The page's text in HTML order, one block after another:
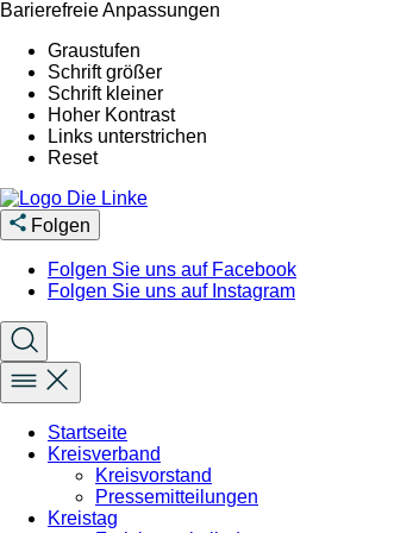
Barierefreie Anpassungen
Graustufen
Schrift größer
Schrift kleiner
Hoher Kontrast
Links unterstrichen
Reset
Folgen
Folgen Sie uns auf Facebook
Folgen Sie uns auf Instagram
Startseite
Kreisverband
Kreisvorstand
Pressemitteilungen
Kreistag